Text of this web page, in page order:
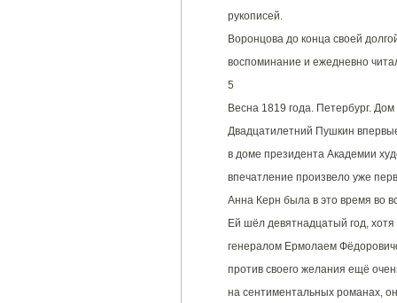
рукописей.
Воронцова до конца своей
воспоминание и ежедневно
5
Весна 1819 года. Петербург.
Двадцатилетний Пушкин
в доме президента Академии
впечатление произвело уже
Анна Керн была в это время во
Ей шёл девятнадцатый год,
генералом Ермолаем
против своего желания ещё
на сентиментальных романах,